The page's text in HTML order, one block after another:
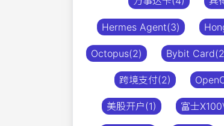
Hermes Agent(3)
Octopus(2) Bybit
跨境支付(2)
美股开户(1) 富士